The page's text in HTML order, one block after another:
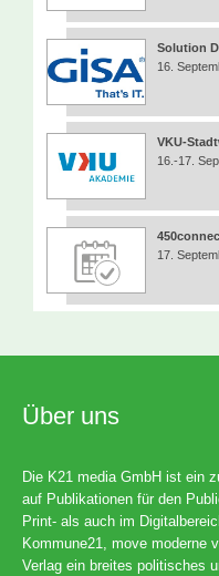
Solution
16.
VKU-
16.-17.
17.
Über uns
Die K21 media GmbH ist ein
auf Publikationen für den
Print- als auch im
Kommune21, move moderne
Verlag ein breites politisches